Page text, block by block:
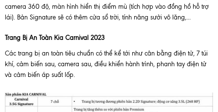
camera 360 độ, màn hình hiển thị điểm mù (tích hợp vào đồng hồ hỗ trợ
lái). Bản Signature sẽ có thêm cửa sổ trời, tính năng sưởi vô lăng,...
Trang Bị An Toàn Kia Carnival 2023
Các trang bị an toàn tiêu chuẩn có thể kể tới như cân bằng điện tử, 7 túi
khí, cảm biến sau, camera sau, điều khiển hành trình, phanh tay điện tử
và cảm biến áp suất lốp.